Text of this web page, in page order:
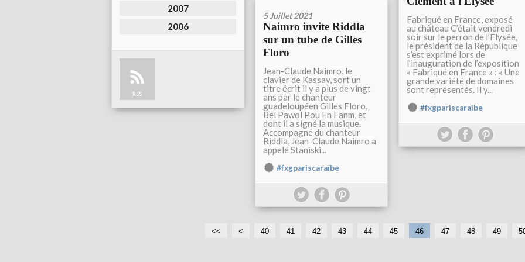
2007
2006
RSS
Fabriqué en France, exposé
au château C’était vendredi
soir sur le perron de l’Elysée,
le président de la République
s’est exprimé lors de
l’inauguration de l’exposition
« Fabriqué en France » : « Une
grande variété de domaines
sont représentés. Il y...
#fxgpariscaraibe
5 Juillet 2021
Naimro invite Riddla
sur un tube de Gilles
Floro
Jean-Claude Naimro, le
clavier de Kassav, sort un
titre écrit il y a plus de vingt
ans par le chanteur
guadeloupéen Gilles Floro,
Bel Pawol Pou En Fanm, et
dont il a signé la musique.
Accompagné du chanteur
Riddla, Jean-Claude Naimro a
appelé Staniski...
#fxgpariscaraïbe
<< <
1
2
3
40 41 42 43 44 45 46 47 48 49